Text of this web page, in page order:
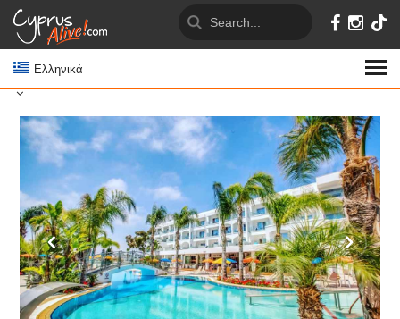
Ελληνικά